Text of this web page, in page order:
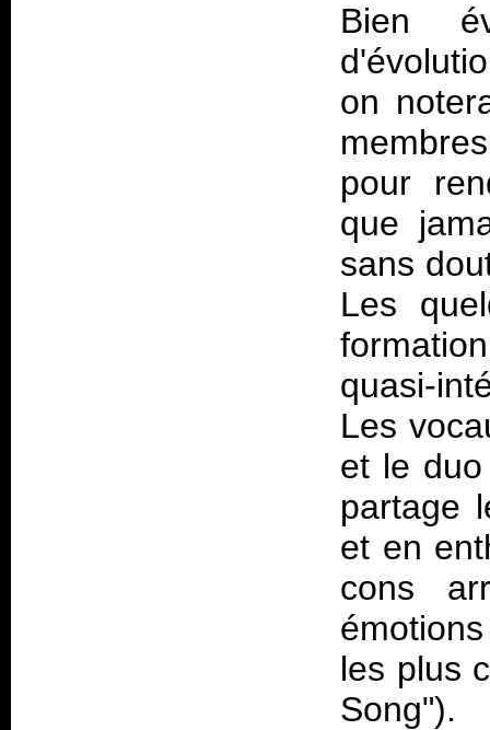
Bien
on
pour
que
sans
Les
quasi-
Les
et le
partage
et en
cons
les plus
Song").